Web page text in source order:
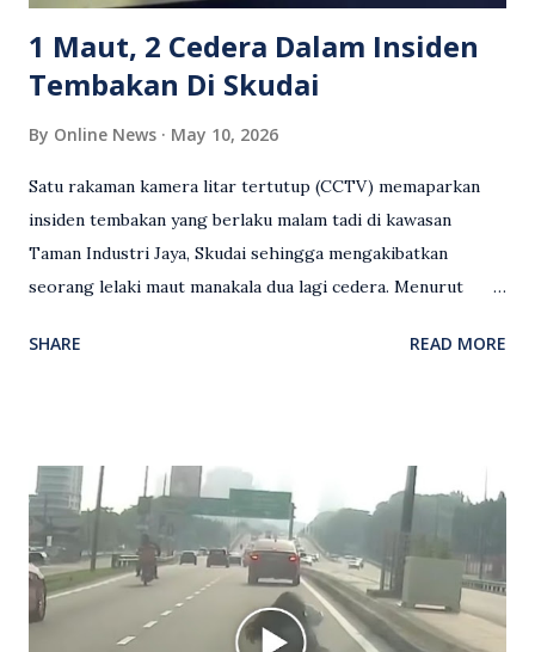
terhadap wanita dipercayai menjadi mangs...
1 Maut, 2 Cedera Dalam Insiden
Tembakan Di Skudai
By Online News May 10, 2026
Satu rakaman kamera litar tertutup (CCTV) memaparkan
insiden tembakan yang berlaku malam tadi di kawasan
Taman Industri Jaya, Skudai sehingga mengakibatkan
seorang lelaki maut manakala dua lagi cedera. Menurut
kejadian berlaku sekitar jam 11 malam dan pihak polis
hiburan di kawasan berkenaan. Seorang mangsa disahkan
meninggal dunia di lokasi kejadian akibat terkena tembakan,
manakala seorang lagi mangsa mengalami kecederaan.
Turut dipercayai terdapat seorang lagi individu cedera
namun identitinya masih belum dikenal pasti selepas dibawa
SHARE READ MORE